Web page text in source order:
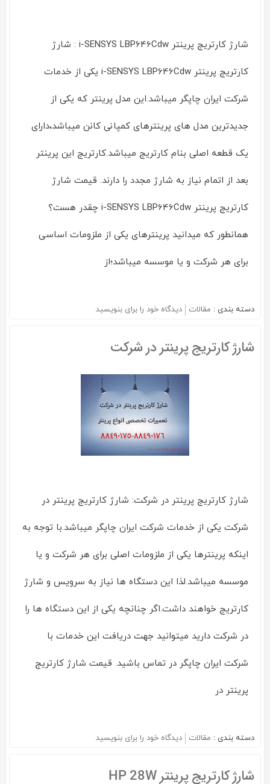
شارژ کارتریج پرینتر i-SENSYS LBP646Cdw : شارژ
کارتریج پرینتر i-SENSYS LBP646Cdw یکی از خدمات
شرکت ایران چاپگر میباشد.این مدل پرینتر که یکی از
جدیدترین مدل های پرینترهای کمپانی کانن میباشد،دارای
یک قطعه اصلی بنام کارتریج میباشد.کارتریج این پرینتر
بعد از اتمام نیاز به شارژ مجدد را دارند. قیمت شارژ
کارتریج پرینتر i-SENSYS LBP646Cdw چقدر هست؟
همانطور که میدانید پرینترهای یکی از ملزومات اساسی
برای هر شرکت و یا موسسه میباشد؛از
دسته بندی : مقالات دیدگاه خود را برای on
پرینتر
LBP646Cdw
بنویسید
شارژ کارتریج پرینتر در شرکت
شارژ کارتریج پرینتر در شرکت: شارژ کارتریج پرینتر در
شرکت یکی از خدمات شرکت ایران چاپگر میباشد.با توجه به
اینکه پرینترها یکی از ملزومات اصلی برای هر شرکت و یا
موسسه میباشد.لذا این دستگاه ها نیاز به سرویس و شارژ
کارتریج خواهند داشت.اگر چنانچه یکی از این دستگاه ها را
در شرکت دارید میتوانید جهت دریافت این خدمات با
شرکت ایران چاپگر در تماس باشید. قیمت شارژ کارتریج
پرینتر در
دسته بندی : مقالات دیدگاه خود را برای on
پرینتر
بنویسید
شارژ کارتریج پرینتر HP 28W